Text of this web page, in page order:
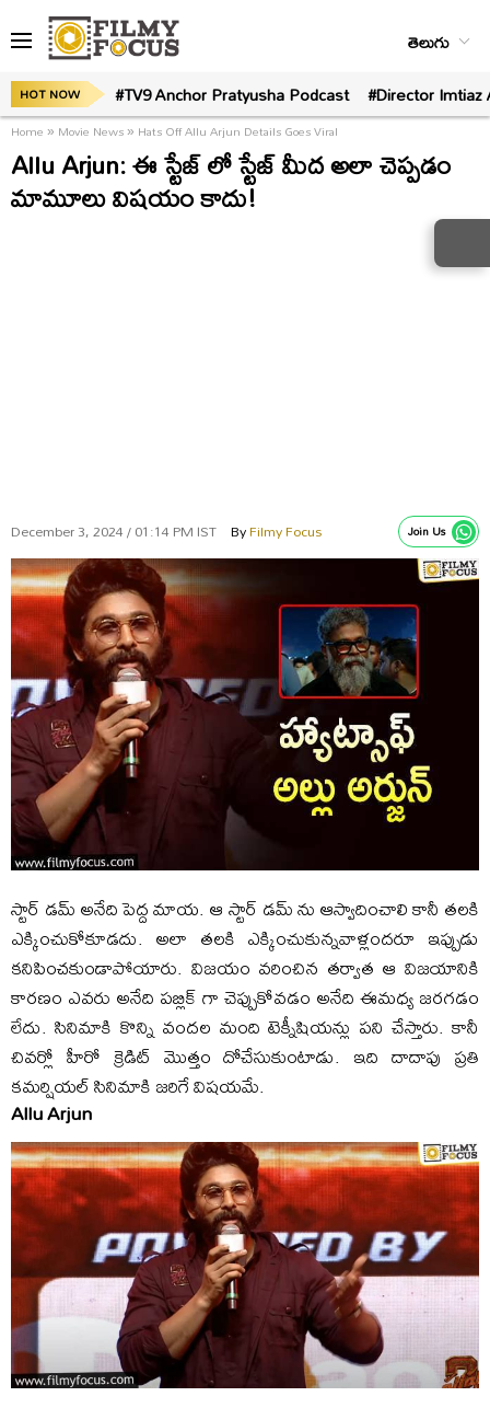
తెలుగు
HOT NOW #TV9 Anchor Pratyusha Podcast #Director
Home» Movie News» Hats Off Allu Arjun Details Goes Viral
Allu Arjun: ఈ స్టేజ్ లో స్టేజ్ మీద అలా చెప్పడం
మామూలు విషయం కాదు!
December 3, 2024 / 01:14 PM IST ByFilmy Focus Join Us
స్టార్ డమ్ అనేది పెద్ద మాయ. ఆ స్టార్ డమ్ ను ఆస్వాదించాలి కానీ తలకి
ఎక్కించుకోకూడదు. అలా తలకి ఎక్కించుకున్నవాళ్లందరూ ఇప్పుడు
కనిపించకుండాపోయారు. విజయం వరించిన తర్వాత ఆ విజయానికి
కారణం ఎవరు అనేది పబ్లిక్ గా చెప్పుకోవడం అనేది ఈమధ్య జరగడం
లేదు. సినిమాకి కొన్ని వందల మంది టెక్నీషియన్లు పని చేస్తారు. కానీ
చివర్లో హీరో క్రెడిట్ మొత్తం దోచేసుకుంటాడు. ఇది దాదాపు ప్రతి
కమర్షియల్ సినిమాకి జరిగే విషయమే.
Allu Arjun